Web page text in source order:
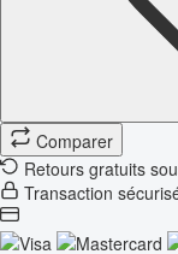
Comparer
Retours gratuits
Transaction